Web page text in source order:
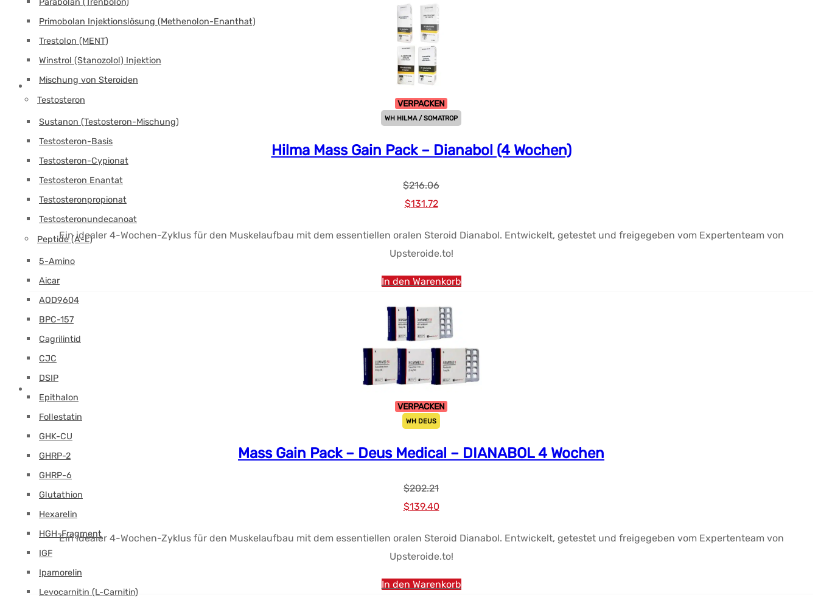
Primobolan Injektionslösung (Methenolon-Enanthat)
Trestolon (MENT)
Winstrol (Stanozolol) Injektion
Mischung von Steroiden
Testosteron
Sustanon (Testosteron-Mischung)
Testosteron-Basis
Testosteron-Cypionat
Testosteron Enantat
Testosteronpropionat
Testosteronundecanoat
Peptide (A-L)
5-Amino
Aicar
AOD9604
BPC-157
Cagrilintid
CJC
DSIP
Epithalon
Follestatin
GHK-CU
GHRP-2
GHRP-6
Glutathion
Hexarelin
HGH-Fragment
IGF
Ipamorelin
Levocarnitin (L-Carnitin)
VERPACKEN
WH HILMA / SOMATROP
Hilma Mass Gain Pack – Dianabol (4 Wochen)
$216.06
Ursprünglicher
war:
$216.06.
$131.72Aktueller
$131.72.
Ein idealer 4-Wochen-Zyklus für den Muskelaufbau mit dem essentiellen oralen Steroid Dianabol. Entwickelt, getestet und freigegeben vom Expertenteam von
Upsteroide.to!
In den Warenkorb
VERPACKEN
WH DEUS
Mass Gain Pack – Deus Medical – DIANABOL 4 Wochen
$202.21
Ursprünglicher
war:
$202.21.
$139.40Aktueller
$139.40.
Ein idealer 4-Wochen-Zyklus für den Muskelaufbau mit dem essentiellen oralen Steroid Dianabol. Entwickelt, getestet und freigegeben vom Expertenteam von
Upsteroide.to!
In den Warenkorb